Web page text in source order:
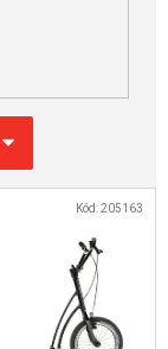
Kód:205163